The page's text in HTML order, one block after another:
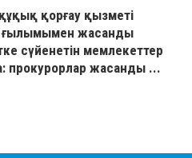
құқық қорғау қызметі
ғылымымен жасанды
сүйенетін мемлекеттер
прокурорлар жасанды ...